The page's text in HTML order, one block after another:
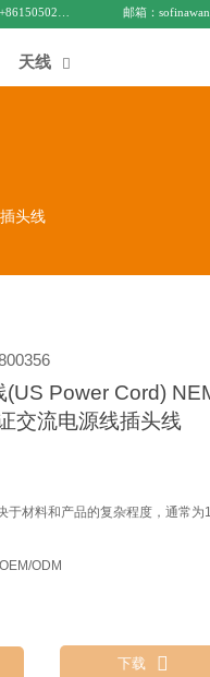
天线 
头线
(US Power Cord)
交流电源线插头线
于材料和产品的复杂程度，通常为
ODM
下载 